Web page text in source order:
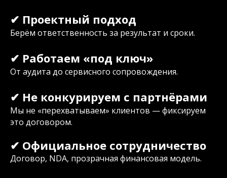
✔ Проектный подход
Берём ответственность за результат и сроки.
✔ Работаем «под ключ»
От аудита до сервисного сопровождения.
✔ Не конкурируем с партнёрами
Мы не «перехватываем» клиентов — фиксируем
это договором.
✔ Официальное сотрудничество
Договор, NDA, прозрачная финансовая модель.